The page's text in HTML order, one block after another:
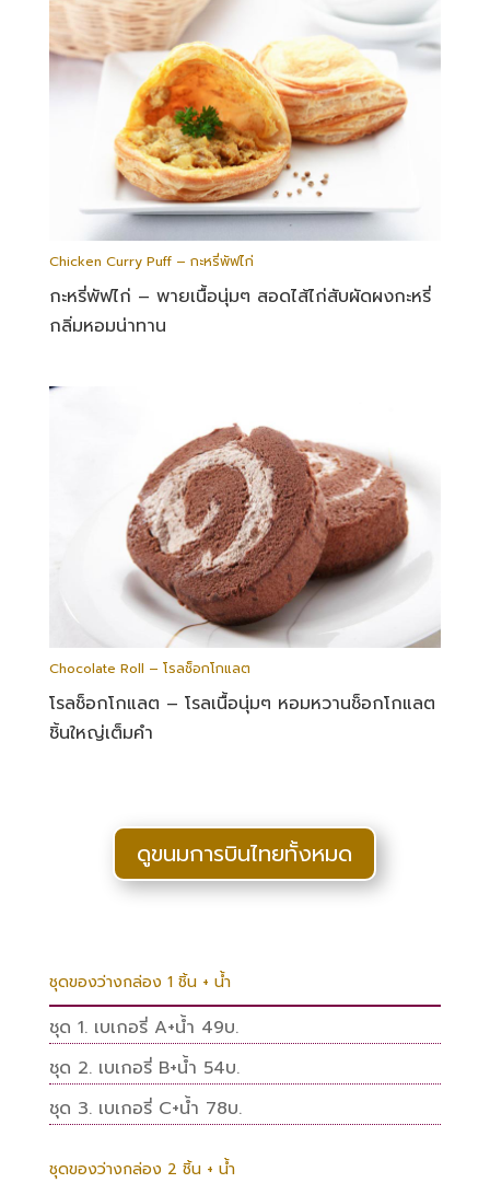
Chicken Curry Puff – กะหรี่พัฟไก่
กะหรี่พัฟไก่ – พายเนื้อนุ่มๆ สอดไส้ไก่สับผัดผงกะหรี่
กลิ่มหอมน่าทาน
Chocolate Roll – โรลช็อกโกแลต
โรลช็อกโกแลต – โรลเนื้อนุ่มๆ หอมหวานช็อกโกแลต
ชิ้นใหญ่เต็มคำ
ดูขนมการบินไทยทั้งหมด
ชุดของว่างกล่อง 1 ชิ้น + น้ำ
ชุด 1. เบเกอรี่ A+น้ำ 49บ.
ชุด 2. เบเกอรี่ B+น้ำ 54บ.
ชุด 3. เบเกอรี่ C+น้ำ 78บ.
ชุดของว่างกล่อง 2 ชิ้น + น้ำ